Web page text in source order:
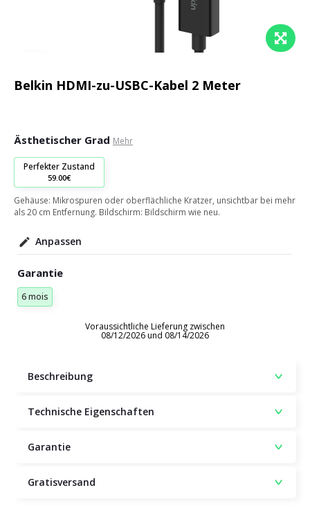
Belkin HDMI-zu-USBC-Kabel 2 Meter
Ästhetischer Grad Mehr
Perfekter Zustand
59.00€
Gehäuse: Mikrospuren oder oberflächliche Kratzer, unsichtbar bei mehr
als 20 cm Entfernung. Bildschirm: Bildschirm wie neu.
Anpassen
Garantie
6 mois
Voraussichtliche Lieferung zwischen
08/12/2026 und 08/14/2026
Beschreibung
Technische Eigenschaften
Garantie
Gratisversand